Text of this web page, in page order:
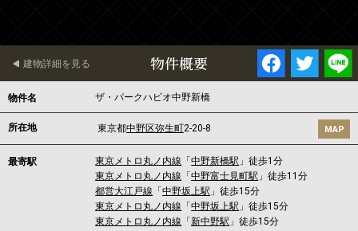
物件概要
建物詳細を見る
物件名 ザ・パークハビオ中野新橋
所在地 東京都中野区弥生町2-20-8 MAP
最寄駅 東京メトロ丸ノ内線 「中野新橋駅 」徒歩1分
東京メトロ丸ノ内線 「中野富士見町駅 」徒歩11分
都営大江戸線 「中野坂上駅 」徒歩15分
東京メトロ丸ノ内線 「中野坂上駅 」徒歩15分
東京メトロ丸ノ内線 「新中野駅 」徒歩15分